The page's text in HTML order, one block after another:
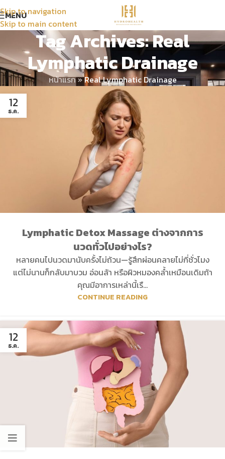
Skip to navigation
Skip to main content
MENU
Tag Archives: Real
Lymphatic Drainage
หน้าแรก»Real Lymphatic Drainage
12
ธ.ค.
Lymphatic Detox Massage ต่างจากการ
นวดทั่วไปอย่างไร?
หลายคนไปนวดมานับครั้งไม่ถ้วน—รู้สึกผ่อนคลายไม่กี่ชั่วโมง
แต่ไม่นานก็กลับมาบวม อ่อนล้า หรือผิวหมองคล้ำเหมือนเดิมถ้า
คุณมีอาการเหล่านี้เรื...
CONTINUE READING
12
ธ.ค.